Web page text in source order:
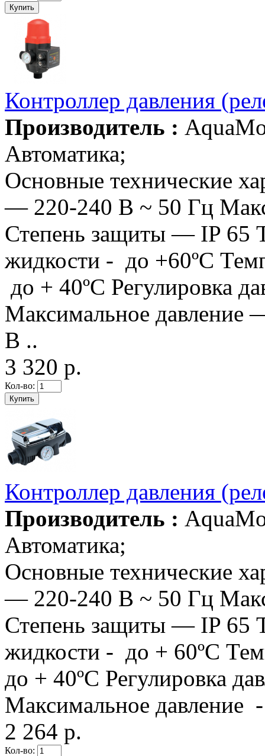
Контроллер давления
Производитель :
Автоматика;
Основные технические
— 220-240 В ~ 50 Гц
Степень защиты — IP 65
жидкости - до +60ºС
до + 40ºС Регулировка
Максимальное
В ..
3 320 р.
Кол-во:
Контроллер давления
Производитель :
Автоматика;
Основные технические
— 220-240 В ~ 50 Гц
Степень защиты — IP 65
жидкости - до + 60ºС
до + 40ºС Регулировка
Максимальное давление
2 264 р.
Кол-во: